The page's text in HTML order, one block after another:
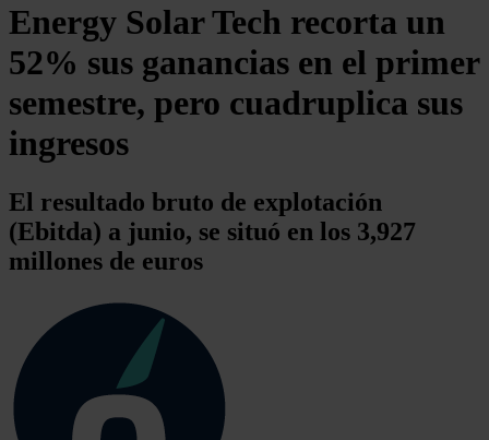
Energy Solar Tech recorta un
52% sus ganancias en el primer
semestre, pero cuadruplica sus
ingresos
El resultado bruto de explotación
(Ebitda) a junio, se situó en los 3,927
millones de euros